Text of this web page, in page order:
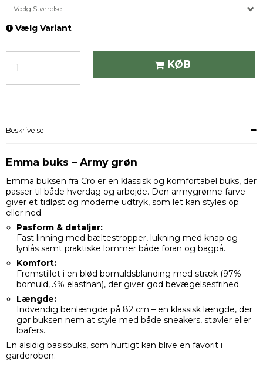
Vælg Størrelse
Vælg Variant
KØB
Beskrivelse
Emma buks – Army grøn
Emma buksen fra Cro er en klassisk og komfortabel buks, der
passer til både hverdag og arbejde. Den armygrønne farve
giver et tidløst og moderne udtryk, som let kan styles op
eller ned.
Pasform & detaljer:
Fast linning med bæltestropper, lukning med knap og
lynlås samt praktiske lommer både foran og bagpå.
Komfort:
Fremstillet i en blød bomuldsblanding med stræk (97%
bomuld, 3% elasthan), der giver god bevægelsesfrihed.
Længde:
Indvendig benlængde på 82 cm – en klassisk længde, der
gør buksen nem at style med både sneakers, støvler eller
loafers.
En alsidig basisbuks, som hurtigt kan blive en favorit i
garderoben.